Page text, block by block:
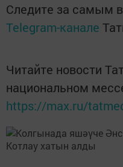
Следите за самым
Telegram-канале
Читайте новости
национальном
https://max.ru/